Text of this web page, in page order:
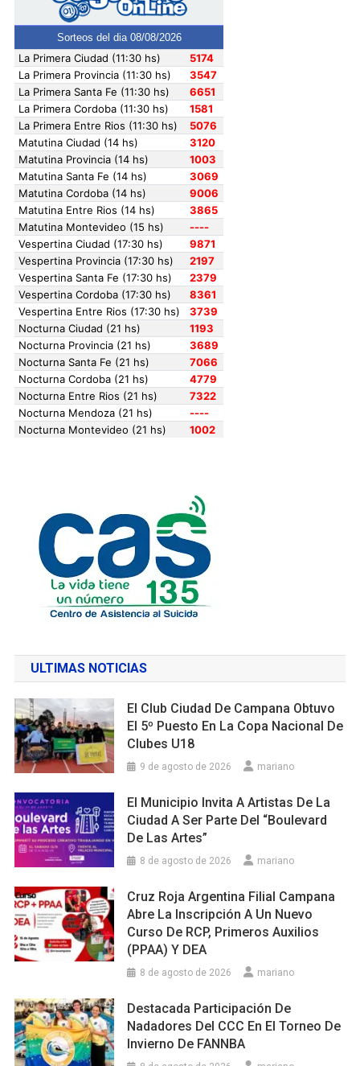
ULTIMAS NOTICIAS
El Club Ciudad De Campana Obtuvo
El 5º Puesto En La Copa Nacional De
Clubes U18
9 de agosto de 2026 mariano
El Municipio Invita A Artistas De La
Ciudad A Ser Parte Del “Boulevard
De Las Artes”
8 de agosto de 2026 mariano
Cruz Roja Argentina Filial Campana
Abre La Inscripción A Un Nuevo
Curso De RCP, Primeros Auxilios
(PPAA) Y DEA
8 de agosto de 2026 mariano
Destacada Participación De
Nadadores Del CCC En El Torneo De
Invierno De FANNBA